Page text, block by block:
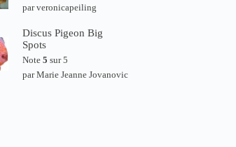
par veronicapeiling
Discus Pigeon Big
Spots
Note5 sur 5
par Marie Jeanne Jovanovic